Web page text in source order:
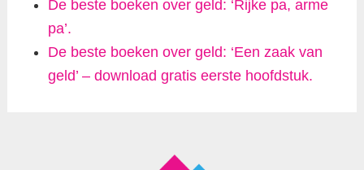
De beste boeken over geld: ‘Rijke pa, arme
pa’.
De beste boeken over geld: ‘Een zaak van
geld’ – download gratis eerste hoofdstuk.